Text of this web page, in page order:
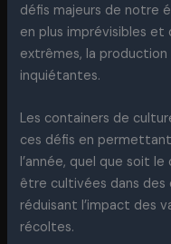
défis majeurs de notre
en plus imprévisibles
extrêmes, la
inquiétantes.
Les containers de
ces défis en
l’année, quel que soit
être cultivées dans des
réduisant l’impact des
récoltes.